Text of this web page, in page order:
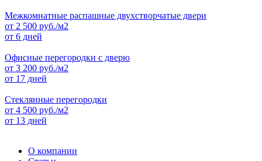
Межкомнатные распашные двухстворчатые двери
от 2 500 руб./м2
от 6 дней
Офисные перегородки с дверю
от 3 200 руб./м2
от 17 дней
Стеклянные перегородки
от 4 500 руб./м2
от 13 дней
О компании